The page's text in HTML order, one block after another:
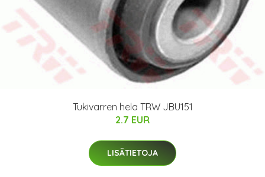
Tukivarren hela TRW JBU151
2.7 EUR
LISÄTIETOJA